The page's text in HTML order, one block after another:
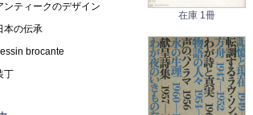
ンティークのデザイン
本の伝承
brocante
丁
在庫 1冊